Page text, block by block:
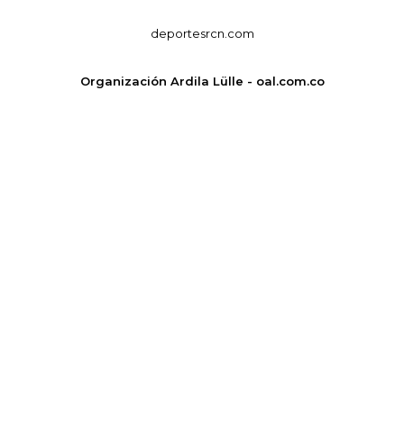
deportesrcn.com
Organización Ardila Lülle - oal.com.co